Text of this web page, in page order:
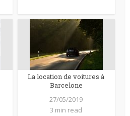
La location de voitures à
Barcelone
27/05/2019
3 min read